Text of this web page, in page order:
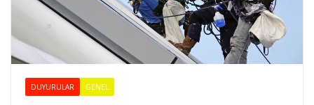
DUYURULAR GENEL